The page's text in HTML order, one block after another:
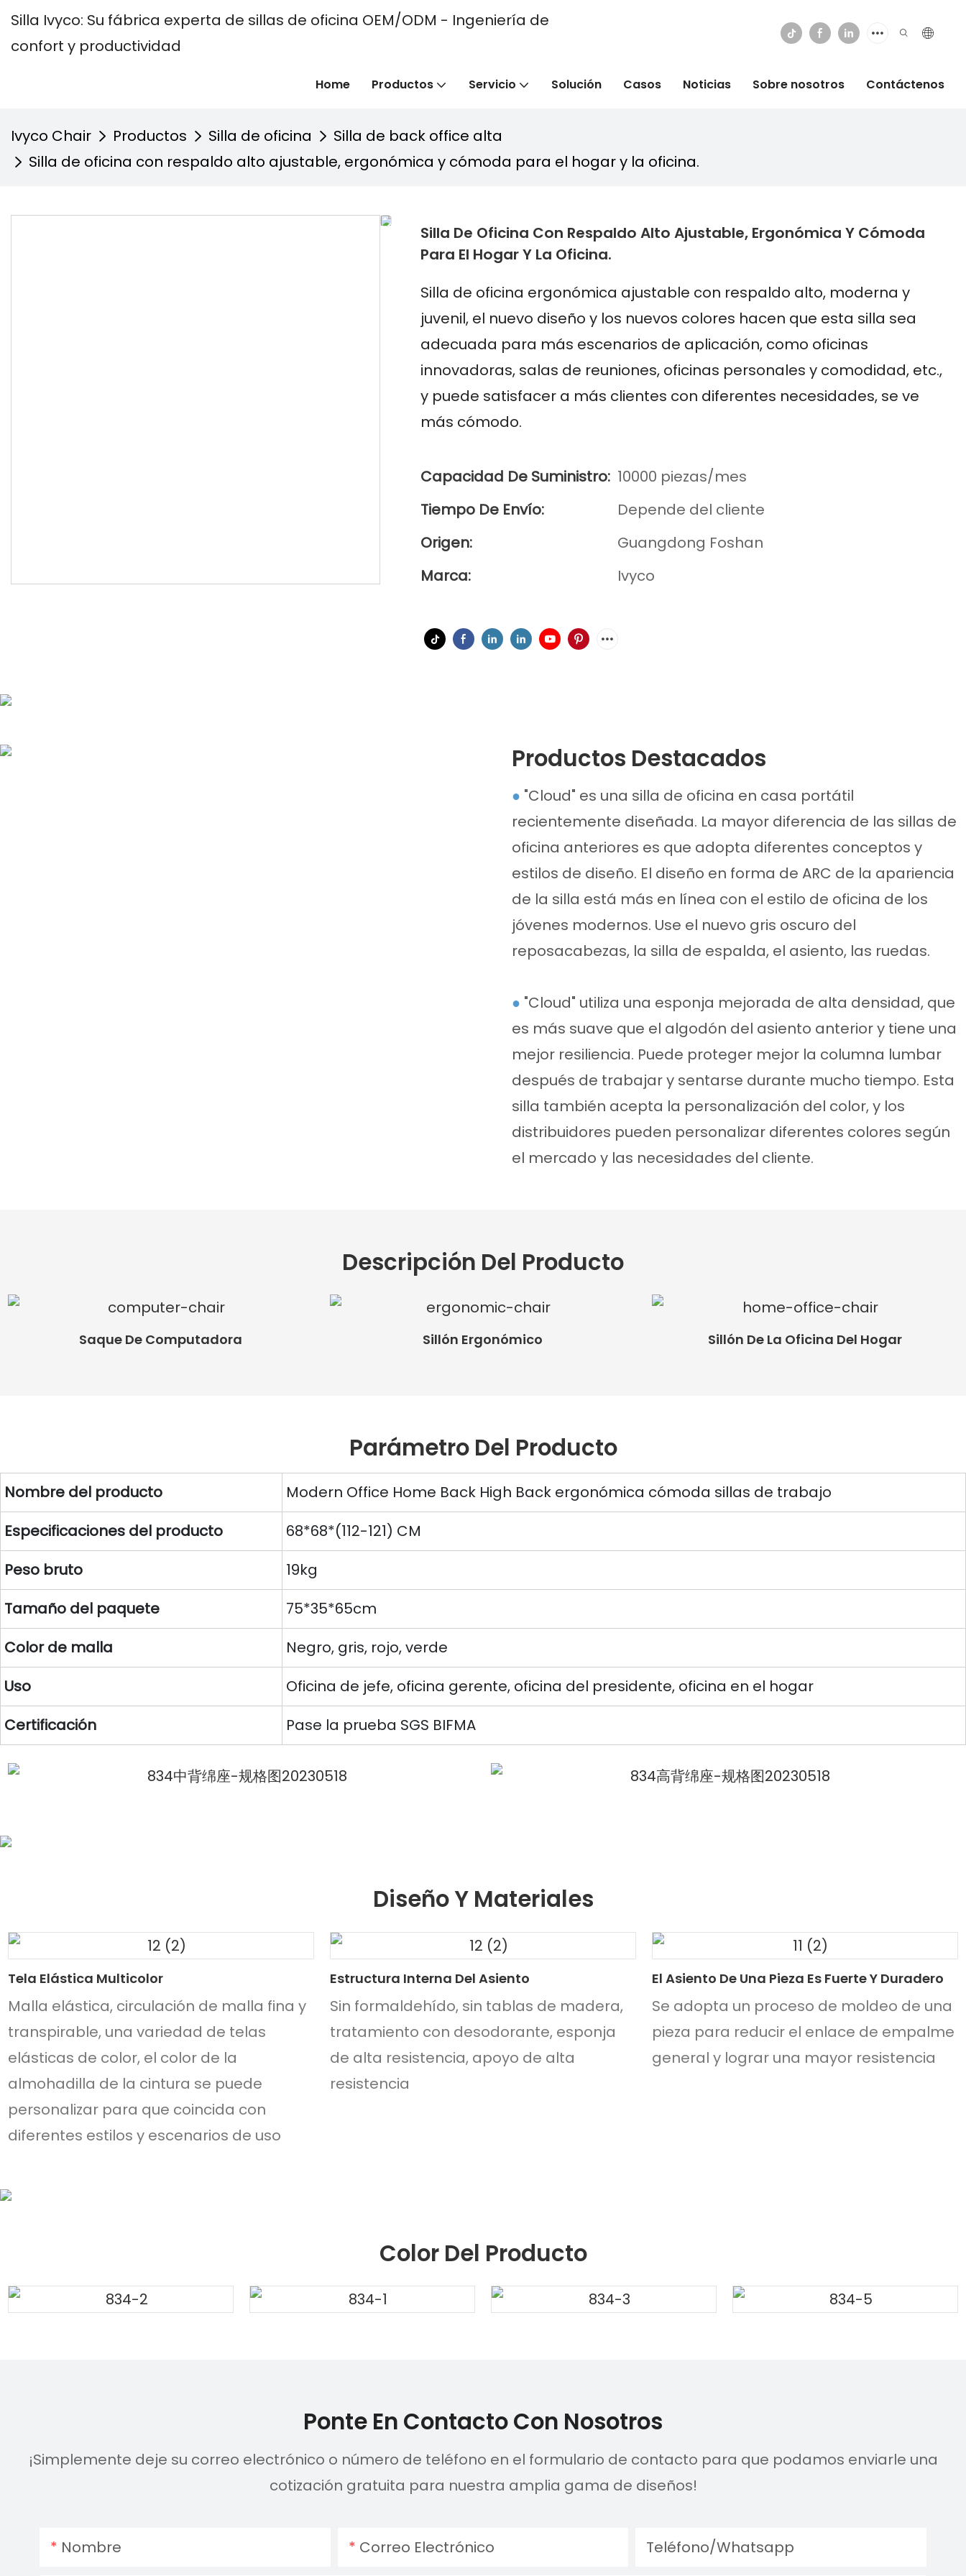
Silla Ivyco: Su fábrica experta de sillas de oficina OEM/ODM - Ingeniería de
confort y productividad
Home Productos Servicio Solución Casos Noticias Sobre nosotros Contáctenos
Ivyco Chair Productos Silla de oficina
Silla de back office alta
Silla de oficina con respaldo alto ajustable, ergonómica y cómoda para el hogar y la oficina.
Silla De Oficina Con Respaldo Alto Ajustable, Ergonómica Y Cómoda
Para El Hogar Y La Oficina.
Silla de oficina ergonómica ajustable con respaldo alto, moderna y
juvenil, el nuevo diseño y los nuevos colores hacen que esta silla sea
adecuada para más escenarios de aplicación, como oficinas
innovadoras, salas de reuniones, oficinas personales y comodidad, etc.,
y puede satisfacer a más clientes con diferentes necesidades, se ve
más cómodo.
Capacidad De Suministro: 10000 piezas/mes
Tiempo De Envío:
Depende del cliente
Origen:
Guangdong Foshan
Marca:
Ivyco
Productos Destacados
● "Cloud" es una silla de oficina en casa portátil
recientemente diseñada. La mayor diferencia de las sillas de
oficina anteriores es que adopta diferentes conceptos y
estilos de diseño. El diseño en forma de ARC de la apariencia
de la silla está más en línea con el estilo de oficina de los
jóvenes modernos. Use el nuevo gris oscuro del
reposacabezas, la silla de espalda, el asiento, las ruedas.
● "Cloud" utiliza una esponja mejorada de alta densidad, que
es más suave que el algodón del asiento anterior y tiene una
mejor resiliencia. Puede proteger mejor la columna lumbar
después de trabajar y sentarse durante mucho tiempo. Esta
silla también acepta la personalización del color, y los
distribuidores pueden personalizar diferentes colores según
el mercado y las necesidades del cliente.
Descripción Del Producto
Saque De Computadora Sillón Ergonómico Sillón De La Oficina Del Hogar
Parámetro Del Producto
Nombre del producto
Modern Office Home Back High Back ergonómica cómoda sillas de trabajo
Especificaciones del producto
68*68*(112-121) CM
Peso bruto
19kg
Tamaño del paquete
75*35*65cm
Color de malla
Negro, gris, rojo, verde
Uso
Oficina de jefe, oficina gerente, oficina del presidente, oficina en el hogar
Certificación
Pase la prueba SGS BIFMA
Diseño Y Materiales
Tela Elástica Multicolor
Malla elástica, circulación de malla fina y
transpirable, una variedad de telas
elásticas de color, el color de la
almohadilla de la cintura se puede
personalizar para que coincida con
diferentes estilos y escenarios de uso
Estructura Interna Del Asiento
Sin formaldehído, sin tablas de madera,
tratamiento con desodorante, esponja
de alta resistencia, apoyo de alta
resistencia
El Asiento De Una Pieza Es Fuerte Y Duradero
Se adopta un proceso de moldeo de una
pieza para reducir el enlace de empalme
general y lograr una mayor resistencia
Color Del Producto
Ponte En Contacto Con Nosotros
¡Simplemente deje su correo electrónico o número de teléfono en el formulario de contacto para que podamos enviarle una
cotización gratuita para nuestra amplia gama de diseños!
Nombre Correo Electrónico Teléfono/whatsapp